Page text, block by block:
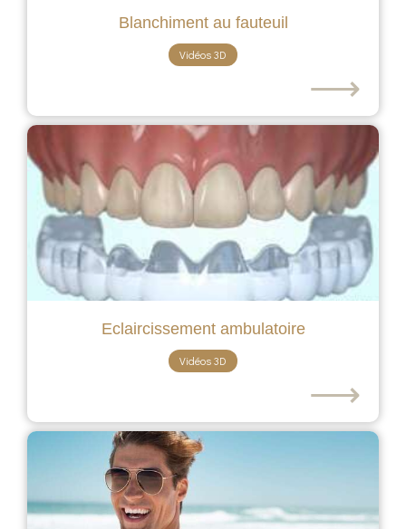
Blanchiment au fauteuil
Vidéos 3D
⟶
Eclaircissement ambulatoire
Vidéos 3D
⟶